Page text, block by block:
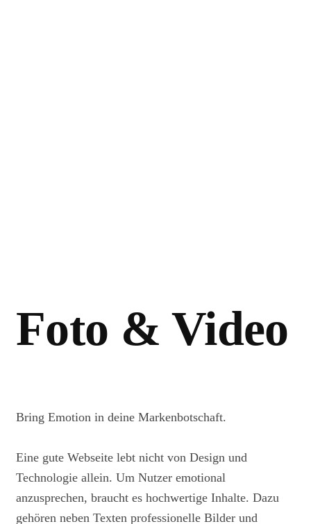
Foto & Video
Bring Emotion in deine Markenbotschaft.
Eine gute Webseite lebt nicht von Design und
Technologie allein. Um Nutzer emotional
anzusprechen, braucht es hochwertige Inhalte. Dazu
gehören neben Texten professionelle Bilder und